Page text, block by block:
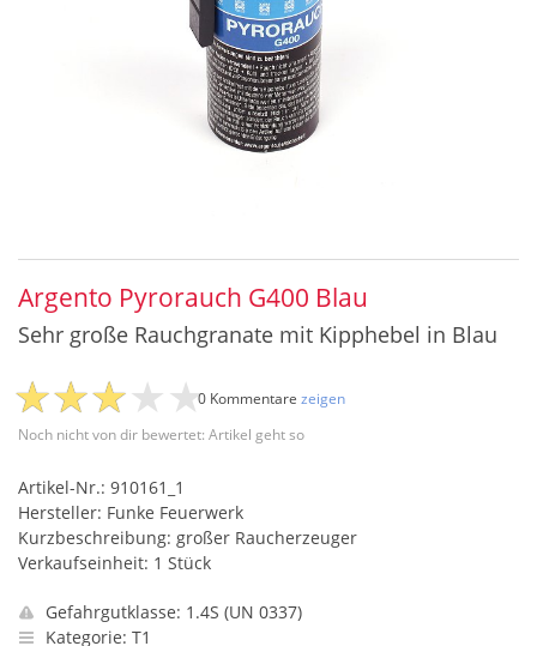
Argento Pyrorauch G400 Blau
Sehr große Rauchgranate mit Kipphebel in Blau
Noch nicht von dir bewertet: Artikel geht so
0 Kommentare zeigen
Artikel-Nr.: 910161_1
Hersteller: Funke Feuerwerk
Kurzbeschreibung: großer Raucherzeuger
Verkaufseinheit: 1 Stück
Gefahrgutklasse: 1.4S (UN 0337)
Kategorie: T1